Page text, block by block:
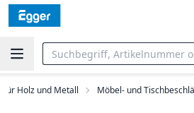
für Holz und Metall Möbel- und